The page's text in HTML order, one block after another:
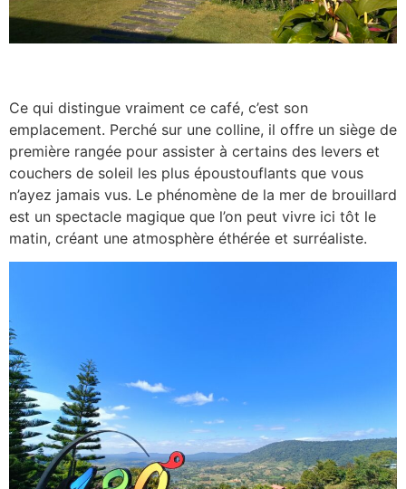
Ce qui distingue vraiment ce café, c’est son
emplacement. Perché sur une colline, il offre un siège de
première rangée pour assister à certains des levers et
couchers de soleil les plus époustouflants que vous
n’ayez jamais vus. Le phénomène de la mer de brouillard
est un spectacle magique que l’on peut vivre ici tôt le
matin, créant une atmosphère éthérée et surréaliste.